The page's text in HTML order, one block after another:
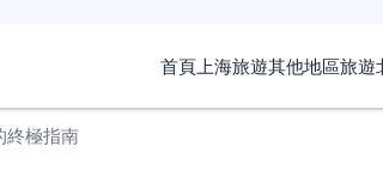
首頁 上海旅遊其他地區旅遊
終極指南